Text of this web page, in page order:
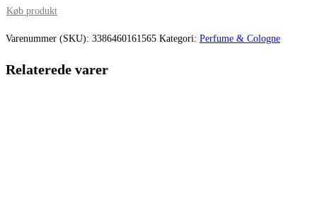
var:
er:
Køb produkt
Varenummer (SKU): 3386460161565 Kategori: Perfume & Cologne
Relaterede varer